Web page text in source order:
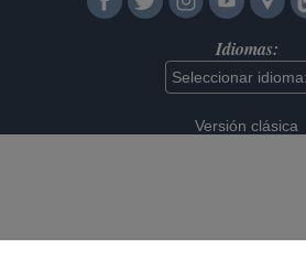
Idiomas:
Versión clásica